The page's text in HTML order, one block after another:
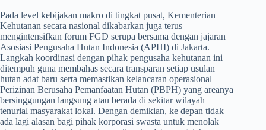
​Pada level kebijakan makro di tingkat pusat, Kementerian
Kehutanan secara nasional dikabarkan juga terus
mengintensifkan forum FGD serupa bersama dengan jajaran
Asosiasi Pengusaha Hutan Indonesia (APHI) di Jakarta.
Langkah koordinasi dengan pihak pengusaha kehutanan ini
ditempuh guna membahas secara transparan setiap usulan
hutan adat baru serta memastikan kelancaran operasional
Perizinan Berusaha Pemanfaatan Hutan (PBPH) yang areanya
bersinggungan langsung atau berada di sekitar wilayah
tenurial masyarakat lokal. Dengan demikian, ke depan tidak
ada lagi alasan bagi pihak korporasi swasta untuk menolak